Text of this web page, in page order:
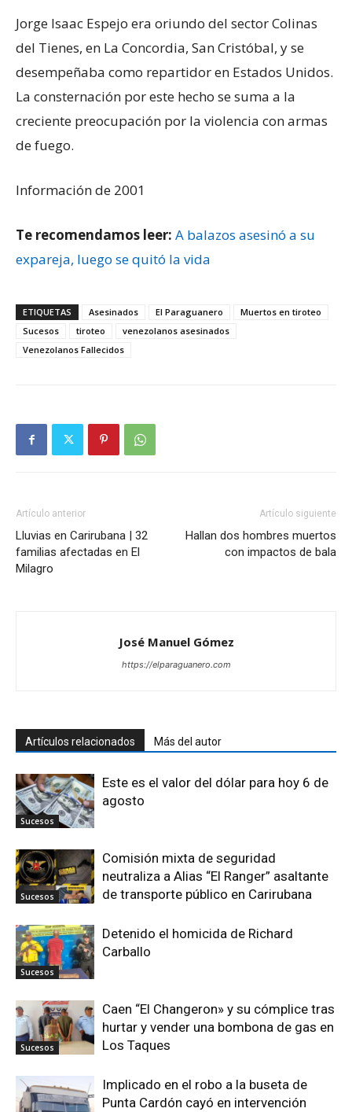
Jorge Isaac Espejo era oriundo del sector Colinas
del Tienes, en La Concordia, San Cristóbal, y se
desempeñaba como repartidor en Estados Unidos.
La consternación por este hecho se suma a la
creciente preocupación por la violencia con armas
de fuego.
Información de 2001
Te recomendamos leer: A balazos asesinó a su
expareja, luego se quitó la vida
ETIQUETAS Asesinados El Paraguanero
Muertos en tiroteo
Sucesos
tiroteo
venezolanos asesinados
Venezolanos Fallecidos
Artículo anterior
Lluvias en Carirubana | 32
familias afectadas en El
Milagro
Artículo siguiente
Hallan dos hombres muertos
con impactos de bala
José Manuel Gómez
https://elparaguanero.com
Artículos relacionados Más del autor
Sucesos
Este es el valor del dólar para hoy 6 de
agosto
Sucesos
Comisión mixta de seguridad
neutraliza a Alias “El Ranger” asaltante
de transporte público en Carirubana
Sucesos
Detenido el homicida de Richard
Carballo
Sucesos
Caen “El Changeron» y su cómplice tras
hurtar y vender una bombona de gas en
Los Taques
Implicado en el robo a la buseta de
Punta Cardón cayó en intervención